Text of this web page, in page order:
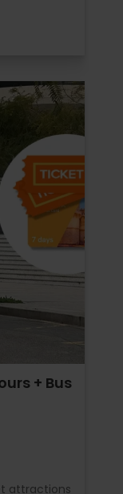
+ Bus
attractions